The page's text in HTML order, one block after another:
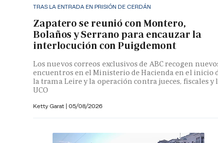
TRAS LA ENTRADA EN PRISIÓN DE CERDÁN
Zapatero se reunió con Montero,
Bolaños y Serrano para encauzar la
interlocución con Puigdemont
Los nuevos correos exclusivos de ABC recogen
encuentros en el Ministerio de Hacienda en el inicio
la trama Leire y la operación contra jueces, fiscales y
UCO
Ketty Garat | 05/08/2026